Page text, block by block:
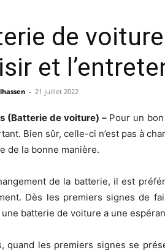
de
et
- 21 juillet 2022
(Batterie de voiture) – Pour un
Bien sûr, celle-ci n’est pas à
de la bonne manière.
de la batterie, il est
Dès les premiers signes de
batterie de voiture a une
quand les premiers signes se